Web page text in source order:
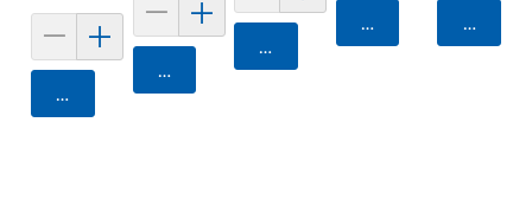
Agregar
Agregar
Agregar
Agregar